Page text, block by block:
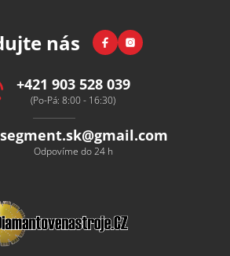
nás FacebookInstagram
+421 903 528 039
(Po-Pá: 8:00 - 16:30)
@gmail.com
Odpovíme do 24 h